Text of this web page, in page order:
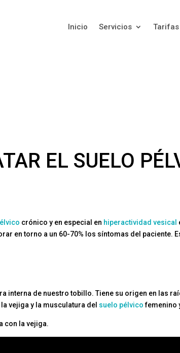
Inicio Servicios Tarifas
EL SUELO
crónico y en especial en hiperactividad vesical
en torno a un 60-70% los síntomas del paciente.
interna de nuestro tobillo. Tiene su origen en las
vejiga y la musculatura del suelo pélvicofemenino
con la vejiga.